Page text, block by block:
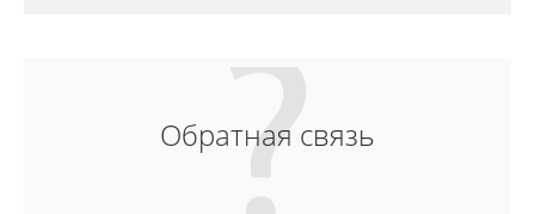
Обратная связь